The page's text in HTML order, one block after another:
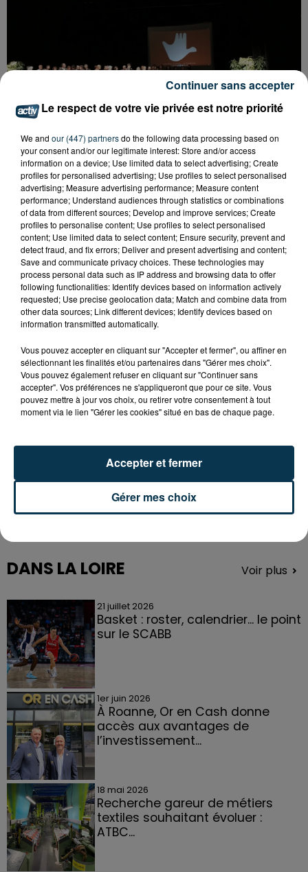
Crédit photo : ACTIV RADIO
DANS LA LOIRE Voir plus
21 juillet 2026
Basket : roster, calendrier... le point
sur le SCABB
1er juin 2026
À Roanne, Or en Cash donne
accès aux avantages de
l’investissement...
18 mai 2026
Recherche gareur de métiers
textiles souhaitant évoluer :
ATBC...
Le respect de votre vie privée est notre priorité
We and our (447) partnersdo the following data processing based on
your consent and/or our legitimate interest: Store and/or access
information on a device; Use limited data to select advertising; Create
profiles for personalised advertising; Use profiles to select personalised
advertising; Measure advertising performance; Measure content
performance; Understand audiences through statistics or combinations
of data from different sources; Develop and improve services; Create
profiles to personalise content; Use profiles to select personalised
content; Use limited data to select content; Ensure security, prevent and
detect fraud, and fix errors; Deliver and present advertising and content;
Save and communicate privacy choices. These technologies may
process personal data such as IP address and browsing data to offer
following functionalities: Identify devices based on information actively
requested; Use precise geolocation data; Match and combine data from
other data sources; Link different devices; Identify devices based on
information transmitted automatically.
Vous pouvez accepter en cliquant sur "Accepter et fermer", ou affiner en
sélectionnant les finalités et/ou partenaires dans "Gérer mes choix".
Vous pouvez également refuser en cliquant sur "Continuer sans
accepter". Vos préférences ne s'appliqueront que pour ce site. Vous
pouvez mettre à jour vos choix, ou retirer votre consentement à tout
moment via le lien "Gérer les cookies" situé en bas de chaque page.
Gérer mes choix
Accepter et fermer
Continuer sans accepter